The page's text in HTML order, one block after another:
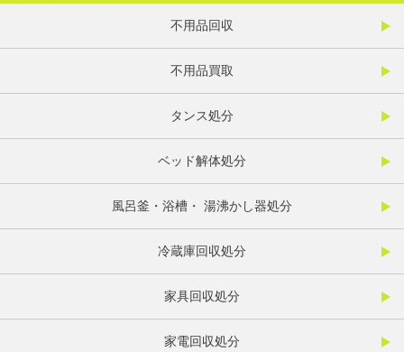
不用品回収
不用品買取
タンス処分
ベッド解体処分
風呂釜・浴槽・ 湯沸かし器処分
冷蔵庫回収処分
家具回収処分
家電回収処分